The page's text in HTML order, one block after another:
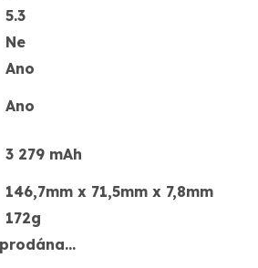
5.3
Ne
Ano
Ano
3 279 mAh
146,7mm x 71,5mm x 7,8mm
172g